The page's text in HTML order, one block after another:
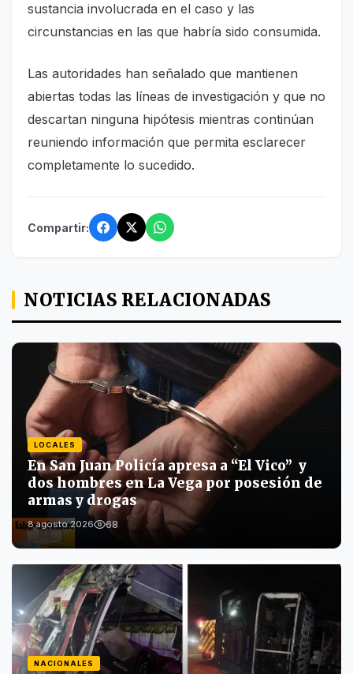
sustancia involucrada en el caso y las
circunstancias en las que habría sido consumida.
Las autoridades han señalado que mantienen
abiertas todas las líneas de investigación y que no
descartan ninguna hipótesis mientras continúan
reuniendo información que permita esclarecer
completamente lo sucedido.
Compartir:
NOTICIAS RELACIONADAS
LOCALES
En San Juan Policía apresa a “El Vico” y
dos hombres en La Vega por posesión de
armas y drogas
8 agosto 2026 68
NACIONALES